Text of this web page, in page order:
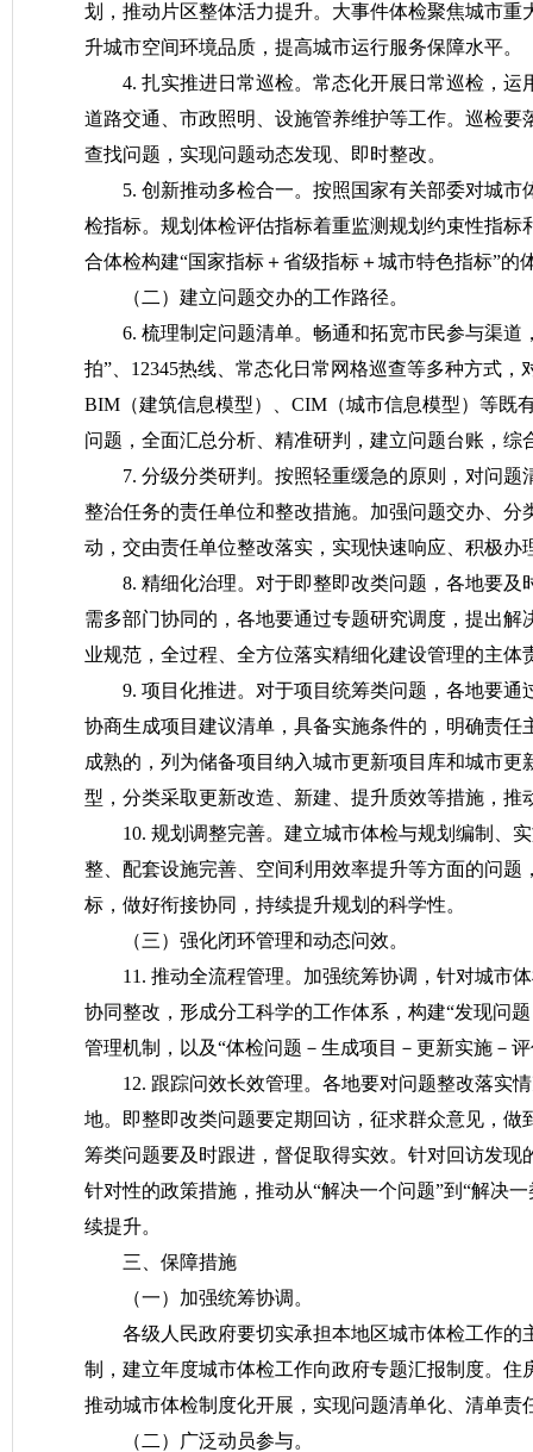
划，推动片区整体活力提升。大事件体检聚焦城市
升城市空间环境品质，提高城市运行服务保障水平。
4. 扎实推进日常巡检。常态化开展日常巡检，
道路交通、市政照明、设施管养维护等工作。巡检
查找问题，实现问题动态发现、即时整改。
5. 创新推动多检合一。按照国家有关部委对城
检指标。规划体检评估指标着重监测规划约束性指
合体检构建“国家指标＋省级指标＋城市特色指标”
（二）建立问题交办的工作路径。
6. 梳理制定问题清单。畅通和拓宽市民参与渠
拍”、12345热线、常态化日常网格巡查等多种方式
BIM（建筑信息模型）、CIM（城市信息模型）等既
问题，全面汇总分析、精准研判，建立问题台账，综
7. 分级分类研判。按照轻重缓急的原则，对问
整治任务的责任单位和整改措施。加强问题交办、
动，交由责任单位整改落实，实现快速响应、积极办
8. 精细化治理。对于即整即改类问题，各地要
需多部门协同的，各地要通过专题研究调度，提出
业规范，全过程、全方位落实精细化建设管理的主体
9. 项目化推进。对于项目统筹类问题，各地要
协商生成项目建议清单，具备实施条件的，明确责
成熟的，列为储备项目纳入城市更新项目库和城市
型，分类采取更新改造、新建、提升质效等措施，推
10. 规划调整完善。建立城市体检与规划编制、
整、配套设施完善、空间利用效率提升等方面的问
标，做好衔接协同，持续提升规划的科学性。
（三）强化闭环管理和动态问效。
11. 推动全流程管理。加强统筹协调，针对城市
协同整改，形成分工科学的工作体系，构建“发现问
管理机制，以及“体检问题－生成项目－更新实施－
12. 跟踪问效长效管理。各地要对问题整改落实
地。即整即改类问题要定期回访，征求群众意见，
筹类问题要及时跟进，督促取得实效。针对回访发
针对性的政策措施，推动从“解决一个问题”到“解决
续提升。
三、保障措施
（一）加强统筹协调。
各级人民政府要切实承担本地区城市体检工作
制，建立年度城市体检工作向政府专题汇报制度。
推动城市体检制度化开展，实现问题清单化、清单责
（二）广泛动员参与。